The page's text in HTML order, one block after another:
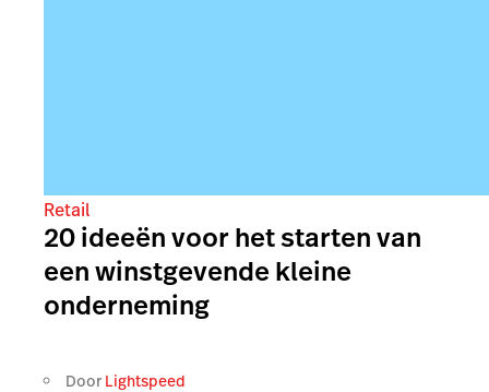
Retail
20 ideeën voor het starten van
een winstgevende kleine
onderneming
Door Lightspeed